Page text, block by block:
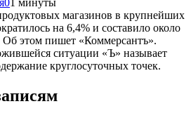
магазинов в крупнейших
на 6,4% и составило около
Об этом пишет «Коммерсантъ».
ситуации «Ъ» называет
круглосуточных точек.